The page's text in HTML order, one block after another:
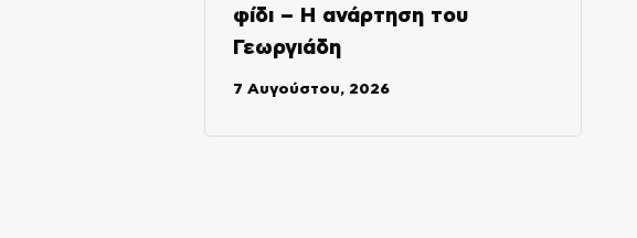
φίδι – Η ανάρτηση του
Γεωργιάδη
7 Αυγούστου, 2026